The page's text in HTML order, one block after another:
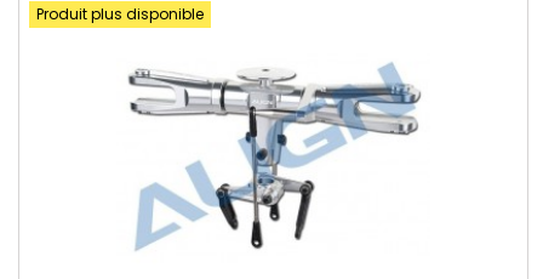
Produit plus disponible